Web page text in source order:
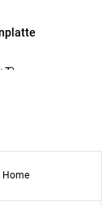
T)
Home